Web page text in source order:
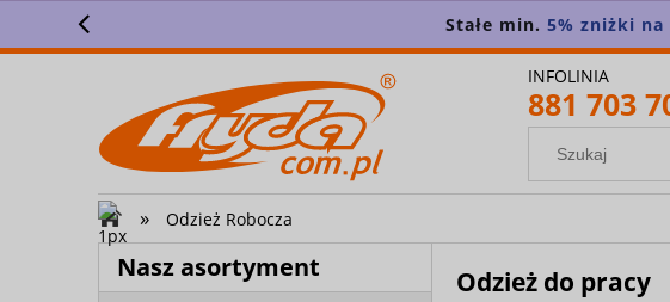
Stałe min. 5% zniżki na
INFOLINIA
881 703
» Odzież Robocza
Nasz asortyment Odzież do pracy